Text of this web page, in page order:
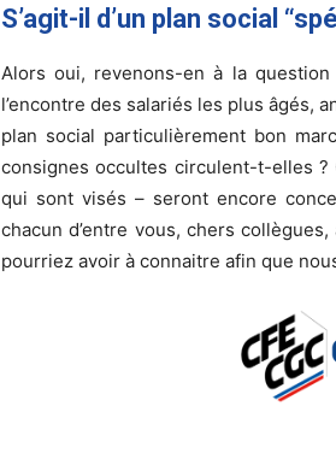
S’agit-il d’un plan social
Alors oui, revenons-en à la
l’encontre des salariés les plus âgés,
plan social particulièrement bon
consignes occultes circulent-t-elles
qui sont visés – seront encore
chacun d’entre vous, chers
pourriez avoir à connaitre afin que